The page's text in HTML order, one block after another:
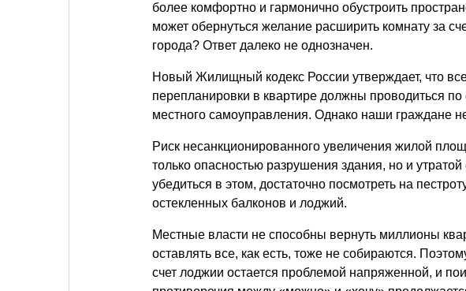
более комфортно и гармонично обустроить
может обернуться желание расширить комнату за
города? Ответ далеко не однозначен.
Новый Жилищный кодекс России утверждает, что
перепланировки в квартире должны проводиться
местного самоуправления. Однако наши граждане
Риск несанкционированного увеличения жилой
только опасностью разрушения здания, но и
убедиться в этом, достаточно посмотреть на
остекленных балконов и лоджий.
Местные власти не способны вернуть миллионы
оставлять все, как есть, тоже не собираются.
счет лоджии остается проблемой напряженной, и